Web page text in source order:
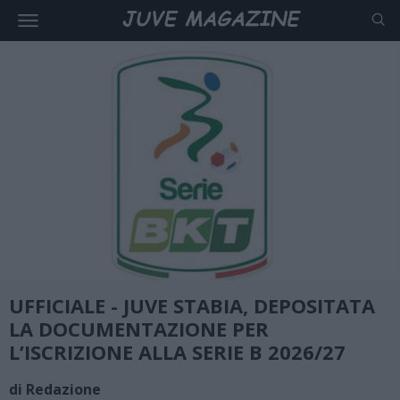
UFFICIALE - JUVE STABIA, DEPOSITATA
LA DOCUMENTAZIONE PER
L’ISCRIZIONE ALLA SERIE B 2026/27
di Redazione